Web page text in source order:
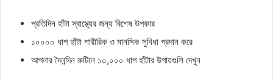
প্রতিদিন হাঁটা স্বাস্থ্যের জন্য বিশেষ উপকার
১০০০০ ধাপ হাঁটা শারীরিক ও মানসিক সুবিধা প্রদান করে
আপনার দৈনন্দিন রুটিনে ১০,০০০ ধাপ হাঁটার উপায়গুলি দেখুন